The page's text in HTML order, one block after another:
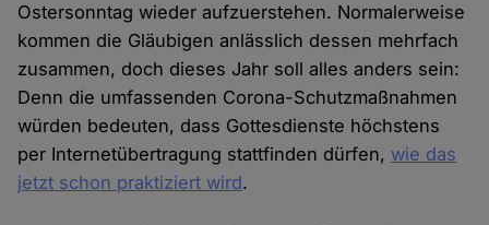
Ostersonntag wieder aufzuerstehen. Normalerweise
kommen die Gläubigen anlässlich dessen mehrfach
zusammen, doch dieses Jahr soll alles anders sein:
Denn die umfassenden Corona-Schutzmaßnahmen
würden bedeuten, dass Gottesdienste höchstens
per Internetübertragung stattfinden dürfen, wie das
jetzt schon praktiziert wird.